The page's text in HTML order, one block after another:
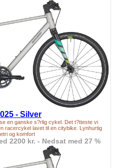
- Silver
en ganske s?rlig cykel. Det t?tteste vi
racercykel lavet til en citybike. Lynhurtig
og komfort
2200 kr. - Nedsat med 27 %